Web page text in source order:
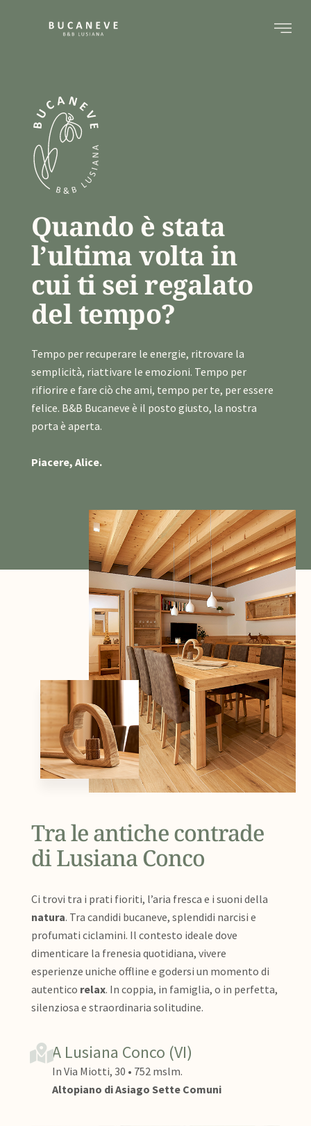
Quando è stata
l’ultima volta in
cui ti sei regalato
del tempo?
Tempo per recuperare le energie, ritrovare la
semplicità, riattivare le emozioni. Tempo per
rifiorire e fare ciò che ami, tempo per te, per essere
felice. B&B Bucaneve è il posto giusto, la nostra
porta è aperta.
Piacere, Alice.
Tra le antiche contrade
di Lusiana Conco
Ci trovi tra i prati fioriti, l’aria fresca e i suoni della
natura. Tra candidi bucaneve, splendidi narcisi e
profumati ciclamini. Il contesto ideale dove
dimenticare la frenesia quotidiana, vivere
esperienze uniche offline e godersi un momento di
autentico relax. In coppia, in famiglia, o in perfetta,
silenziosa e straordinaria solitudine.
A Lusiana Conco (VI)
In Via Miotti, 30 • 752 mslm.
Altopiano di Asiago Sette Comuni